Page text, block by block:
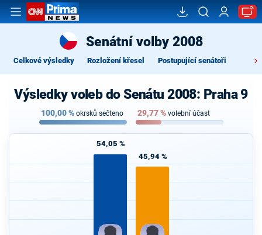
Senátní volby 2008
Celkové výsledky Rozložení křesel Postupující senátoři
Výsledky voleb do Senátu 2008: Praha 9
100,00% okrsků sečteno 29,77% volební účast
54,05 %
45,94 %